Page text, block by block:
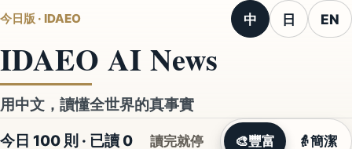
今日版 · IDAEO 中 日 EN
IDAEO AI News
用中文，讀懂全世界的真事實
今日 100 則 · 已讀 0 讀完就停 🎨豐富 👵簡潔